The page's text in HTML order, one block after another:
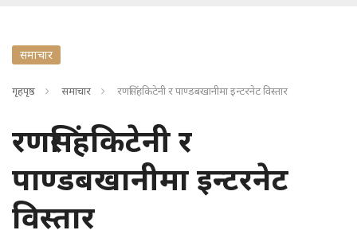
समाचार
गृहपृष्ठ समाचार रणसिंहकिटेनी र पाण्डबखानीमा इन्टरनेट विस्तार
रणसिंहकिटेनी र
पाण्डबखानीमा इन्टरनेट
विस्तार